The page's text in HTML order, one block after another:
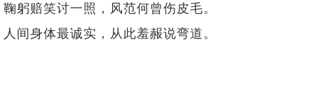
鞠躬赔笑讨一照，风范何曾伤皮毛。
人间身体最诚实，从此羞赧说弯道。